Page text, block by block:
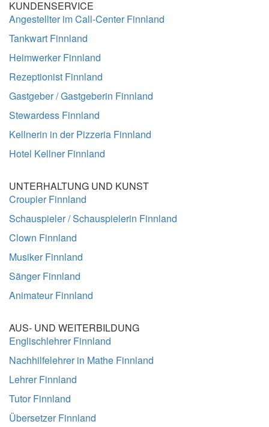
KUNDENSERVICE
Angestellter im Call-Center Finnland
Tankwart Finnland
Heimwerker Finnland
Rezeptionist Finnland
Gastgeber / Gastgeberin Finnland
Stewardess Finnland
Kellnerin in der Pizzeria Finnland
Hotel Kellner Finnland
UNTERHALTUNG UND KUNST
Croupier Finnland
Schauspieler / Schauspielerin Finnland
Clown Finnland
Musiker Finnland
Sänger Finnland
Animateur Finnland
AUS- UND WEITERBILDUNG
Englischlehrer Finnland
Nachhilfelehrer in Mathe Finnland
Lehrer Finnland
Tutor Finnland
Übersetzer Finnland